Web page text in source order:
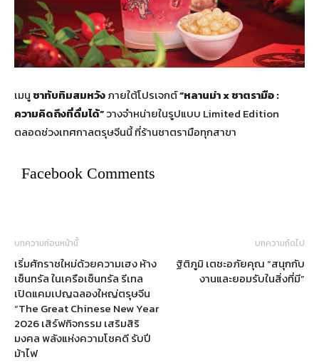
เมนูชาทับทิมสมหวังภายใต้โปรเจกต์“หลานม่าxชาตรามือ :
ความคิดถึงที่ดื่มได้”วางจำหน่ายในรูปแบบ Limited Edition
ตลอดช่วงเทศกาลตรุษจีนนี้ ที่ร้านชาตรามือทุกสาขา
Facebook Comments
บทความก่อนหน้านี้
เริ่มศักราชใหม่ด้วยความเฮง ห้าง
เซ็นทรัล ในเครือเซ็นทรัล รีเทล
เปิดแคมเปญฉลองใหญ่ตรุษจีน
“The Great Chinese New Year
2026 เสิร์ฟกิจกรรม เสริมสิริ
มงคล พลังแห่งความโชคดี รับปี
ม้าไฟ
บทความถัดไป
ฐิติภูมิ เตชะอภัยคุณ “สนุกกับ
งานและยอมรับในสิ่งที่มี”